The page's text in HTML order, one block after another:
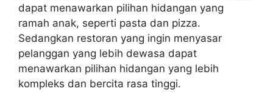
dapat menawarkan pilihan hidangan yang
ramah anak, seperti pasta dan pizza.
Sedangkan restoran yang ingin menyasar
pelanggan yang lebih dewasa dapat
menawarkan pilihan hidangan yang lebih
kompleks dan bercita rasa tinggi.